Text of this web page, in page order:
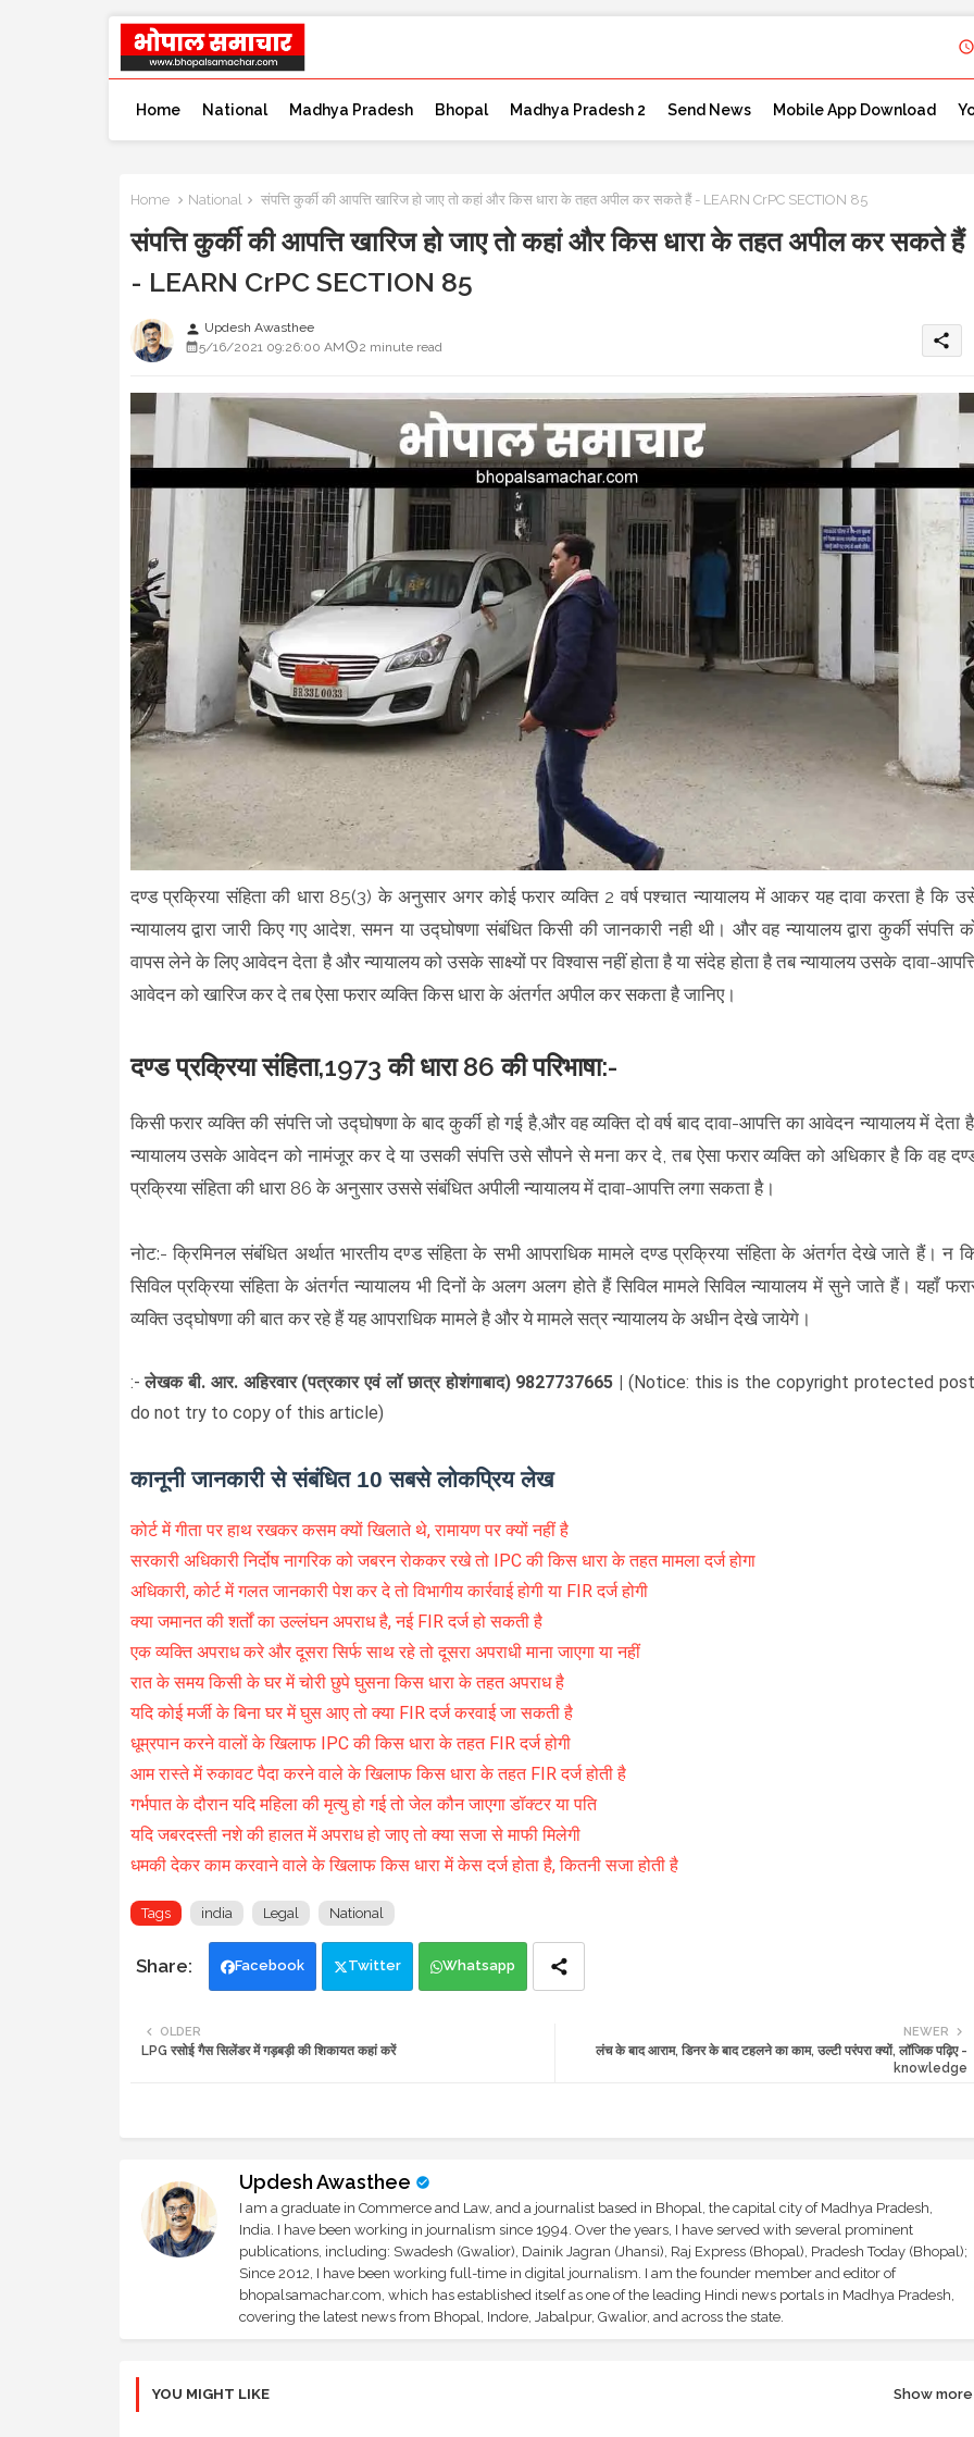
Home National Madhya Pradesh Bhopal Madhya Pradesh 2 Send News Mobile App Download
Home National संपत्ति कुर्की की आपत्ति खारिज हो जाए तो कहां और किस धारा के तहत अपील कर सकते हैं - LEARN CrPC SECTION 85
संपत्ति कुर्की की आपत्ति खारिज हो जाए तो कहां और किस धारा के तहत अपील कर सकते हैं
- LEARN CrPC SECTION 85
person Updesh Awasthee
5/16/2021 09:26:00 AM
2 minute read share
दण्ड प्रक्रिया संहिता की धारा 85(3) के अनुसार अगर कोई फरार व्यक्ति 2 वर्ष पश्चात न्यायालय में आकर यह दावा करता है कि
न्यायालय द्वारा जारी किए गए आदेश, समन या उद्घोषणा संबंधित किसी की जानकारी नही थी। और वह न्यायालय द्वारा कुर्की संपत्ति
वापस लेने के लिए आवेदन देता है और न्यायालय को उसके साक्ष्यों पर विश्वास नहीं होता है या संदेह होता है तब न्यायालय उसके दावा-
आवेदन को खारिज कर दे तब ऐसा फरार व्यक्ति किस धारा के अंतर्गत अपील कर सकता है जानिए।
दण्ड प्रक्रिया संहिता,1973 की धारा 86 की परिभाषा:-
किसी फरार व्यक्ति की संपत्ति जो उद्घोषणा के बाद कुर्की हो गई है,और वह व्यक्ति दो वर्ष बाद दावा-आपत्ति का आवेदन न्यायालय में देता
न्यायालय उसके आवेदन को नामंजूर कर दे या उसकी संपत्ति उसे सौपने से मना कर दे, तब ऐसा फरार व्यक्ति को अधिकार है कि वह
प्रक्रिया संहिता की धारा 86 के अनुसार उससे संबंधित अपीली न्यायालय में दावा-आपत्ति लगा सकता है।
नोट:- क्रिमिनल संबंधित अर्थात भारतीय दण्ड संहिता के सभी आपराधिक मामले दण्ड प्रक्रिया संहिता के अंतर्गत देखे जाते हैं। न
सिविल प्रक्रिया संहिता के अंतर्गत न्यायालय भी दिनों के अलग अलग होते हैं सिविल मामले सिविल न्यायालय में सुने जाते हैं। यहाँ
व्यक्ति उद्घोषणा की बात कर रहे हैं यह आपराधिक मामले है और ये मामले सत्र न्यायालय के अधीन देखे जायेगे।
:-लेखकबी. आर. अहिरवार (पत्रकार एवं लॉ छात्र होशंगाबाद) 9827737665 | (Notice: this is the copyright protected
do not try to copy of this article)
कानूनी जानकारी से संबंधित 10 सबसे लोकप्रिय लेख
कोर्ट में गीता पर हाथ रखकर कसम क्यों खिलाते थे, रामायण पर क्यों नहीं है
सरकारी अधिकारी निर्दोष नागरिक को जबरन रोककर रखे तो IPC की किस धारा के तहत मामला दर्ज होगा
अधिकारी, कोर्ट में गलत जानकारी पेश कर दे तो विभागीय कार्रवाई होगी या FIR दर्ज होगी
क्या जमानत की शर्तों का उल्लंघन अपराध है, नई FIR दर्ज हो सकती है
एक व्यक्ति अपराध करे और दूसरा सिर्फ साथ रहे तो दूसरा अपराधी माना जाएगा या नहीं
रात के समय किसी के घर में चोरी छुपे घुसना किस धारा के तहत अपराध है
यदि कोई मर्जी के बिना घर में घुस आए तो क्या FIR दर्ज करवाई जा सकती है
धूम्रपान करने वालों के खिलाफ IPC की किस धारा के तहत FIR दर्ज होगी
आम रास्ते में रुकावट पैदा करने वाले के खिलाफ किस धारा के तहत FIR दर्ज होती है
गर्भपात के दौरान यदि महिला की मृत्यु हो गई तो जेल कौन जाएगा डॉक्टर या पति
यदि जबरदस्ती नशे की हालत में अपराध हो जाए तो क्या सजा से माफी मिलेगी
धमकी देकर काम करवाने वाले के खिलाफ किस धारा में केस दर्ज होता है, कितनी सजा होती है
Tags india Legal National
Facebook Twitter Whatsapp
NEWER
लंच के बाद आराम, डिनर के बाद टहलने का काम, उल्टी परंपरा क्यों, लॉजिक पढ़िए -
knowledge
OLDER
LPG रसोई गैस सिलेंडर में गड़बड़ी की शिकायत कहां करें
Updesh Awasthee
I am a graduate in Commerce and Law, and a journalist based in Bhopal, the capital city of Madhya Pradesh,
India. I have been working in journalism since 1994. Over the years, I have served with several prominent
publications, including: Swadesh (Gwalior), Dainik Jagran (Jhansi), Raj Express (Bhopal), Pradesh Today (Bhopal);
Since 2012, I have been working full-time in digital journalism. I am the founder member and editor of
bhopalsamachar.com, which has established itself as one of the leading Hindi news portals in Madhya Pradesh,
covering the latest news from Bhopal, Indore, Jabalpur, Gwalior, and across the state.
YOU MIGHT LIKE Show more